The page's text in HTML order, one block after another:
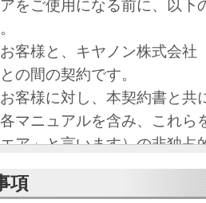
をご使用になる前に、以下
客様と、キヤノン株式会社
の間の契約です。
客様に対し、本契約書と共
マニュアルを含み、これら
ア」と言います）の非独占
許諾し、お客様も下記条項に
項